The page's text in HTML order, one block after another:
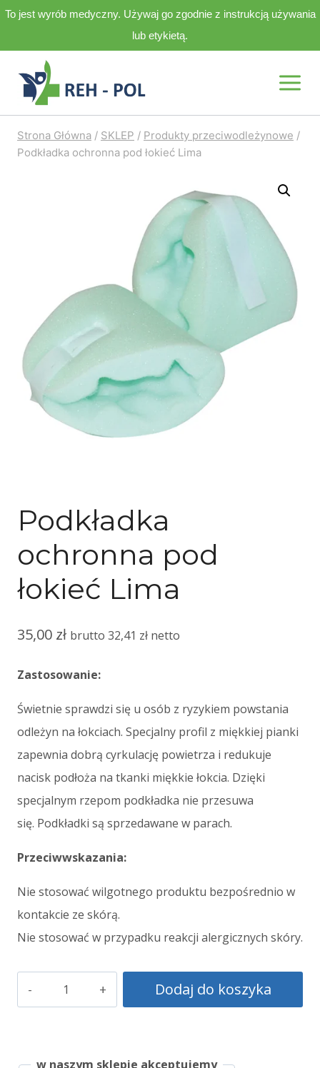
To jest wyrób medyczny. Używaj go zgodnie z instrukcją używania
lub etykietą.
Strona Główna / SKLEP / Produkty przeciwodleżynowe /
Podkładka ochronna pod łokieć Lima
Podkładka
ochronna pod
łokieć Lima
35,00 zł brutto 32,41 zł netto
Zastosowanie:
Świetnie sprawdzi się u osób z ryzykiem powstania
odleżyn na łokciach. Specjalny profil z miękkiej pianki
zapewnia dobrą cyrkulację powietrza i redukuje
nacisk podłoża na tkanki miękkie łokcia. Dzięki
specjalnym rzepom podkładka nie przesuwa
się. Podkładki są sprzedawane w parach.
Przeciwwskazania:
Nie stosować wilgotnego produktu bezpośrednio w
kontakcie ze skórą.
Nie stosować w przypadku reakcji alergicznych skóry.
Podkładka
Dodaj do koszyka
w naszym sklepie akceptujemy